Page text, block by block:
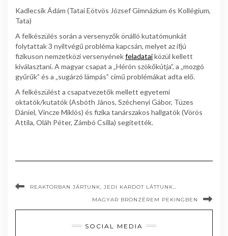
Kadlecsik Ádám (Tatai Eötvös József Gimnázium és Kollégium,
Tata)
A felkészülés során a versenyzők önálló kutatómunkát
folytattak 3 nyíltvégű probléma kapcsán, melyet az ifjú
fizikuson nemzetközi versenyénekfeladataiközül kellett
kiválasztani. A magyar csapat a „Hérón szökőkútja”, a „mozgó
gyűrűk” és a „sugárzó lámpás” című problémákat adta elő.
A felkészülést a csapatvezetők mellett egyetemi
oktatók/kutatók (Asbóth János, Széchenyi Gábor, Tüzes
Dániel, Vincze Miklós) és fizika tanárszakos hallgatók (Vörös
Attila, Oláh Péter, Zámbó Csilla) segítették.
REAKTORBAN JÁRTUNK, JEDI KARDOT LÁTTUNK…
MAGYAR BRONZÉREM PEKINGBEN
SOCIAL MEDIA